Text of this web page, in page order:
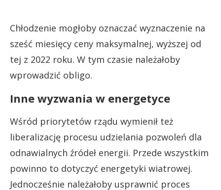
Chłodzenie mogłoby oznaczać wyznaczenie na
sześć miesięcy ceny maksymalnej, wyższej od
tej z 2022 roku. W tym czasie należałoby
wprowadzić obligo.
Inne wyzwania w energetyce
Wśród priorytetów rządu wymienił też
liberalizację procesu udzielania pozwoleń dla
odnawialnych źródeł energii. Przede wszystkim
powinno to dotyczyć energetyki wiatrowej.
Jednocześnie należałoby usprawnić proces